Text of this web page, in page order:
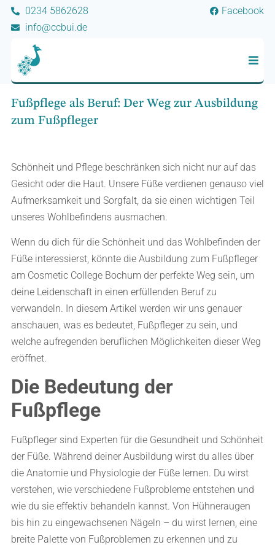
0234 5862628
info@ccbui.de
Facebook
Fußpflege als Beruf: Der Weg zur Ausbildung
zum Fußpfleger
Schönheit und Pflege beschränken sich nicht nur auf das
Gesicht oder die Haut. Unsere Füße verdienen genauso viel
Aufmerksamkeit und Sorgfalt, da sie einen wichtigen Teil
unseres Wohlbefindens ausmachen.
Wenn du dich für die Schönheit und das Wohlbefinden der
Füße interessierst, könnte die Ausbildung zum Fußpfleger
am Cosmetic College Bochum der perfekte Weg sein, um
deine Leidenschaft in einen erfüllenden Beruf zu
verwandeln. In diesem Artikel werden wir uns genauer
anschauen, was es bedeutet, Fußpfleger zu sein, und
welche aufregenden beruflichen Möglichkeiten dieser Weg
eröffnet.
Die Bedeutung der
Fußpflege
Fußpfleger sind Experten für die Gesundheit und Schönheit
der Füße. Während deiner Ausbildung wirst du alles über
die Anatomie und Physiologie der Füße lernen. Du wirst
verstehen, wie verschiedene Fußprobleme entstehen und
wie du sie effektiv behandeln kannst. Von Hühneraugen
bis hin zu eingewachsenen Nägeln – du wirst lernen, eine
breite Palette von Fußproblemen zu erkennen und zu